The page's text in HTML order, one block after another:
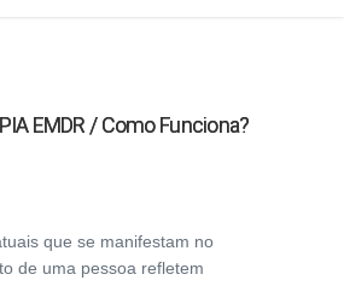
EMDR / Como Funciona?
que se manifestam no
de uma pessoa refletem